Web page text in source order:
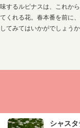
味するルピナスは、これか
てくれる花。春本番を前に
してみてはいかがでしょうか
シャス